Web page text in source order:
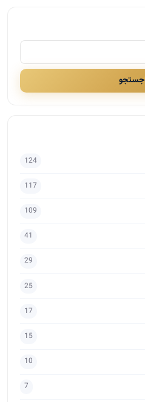
جستجو
124
117
109
41
29
25
17
15
10
7